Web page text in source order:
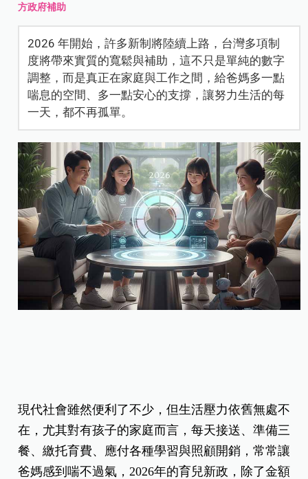
方政府補助
2026 年開始，許多新制將陸續上路，台灣多項制
度將帶來實質的寬鬆與補助，這不只是單純的數字
調整，而是真正在家庭與工作之間，給爸媽多一點
喘息的空間、多一點安心的支撐，讓努力生活的每
一天，都不再孤單。
現代社會雖然便利了不少，但生活壓力依舊無處不
在，尤其對有孩子的家庭而言，每天接送、準備三
餐、繳托育費、應付各種學習與照顧開銷，常常讓
爸媽感到喘不過氣，2026年的育兒新政，除了金額